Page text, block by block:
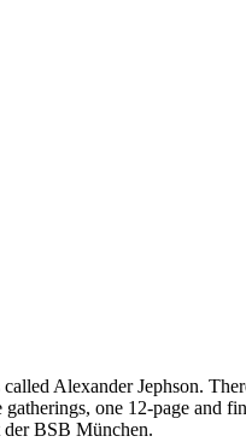
Alexander Jephson.
one 12-page and
BSB München.